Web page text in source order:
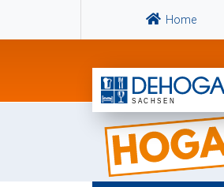
Home